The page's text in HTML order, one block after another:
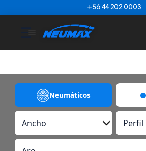
+56 44 202 0003
☰
Neumáticos
A
c
P
r
A